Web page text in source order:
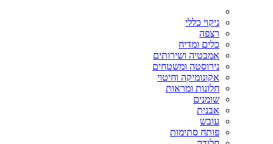
ניקוי כללי
רצפה
כלים ומדיח
אמבטיה ושירותים
נירוסטה ומשטחים
אקונומיקה וחיטוי
חלונות ומראות
שומנים
אבנית
עובש
פותח סתימות